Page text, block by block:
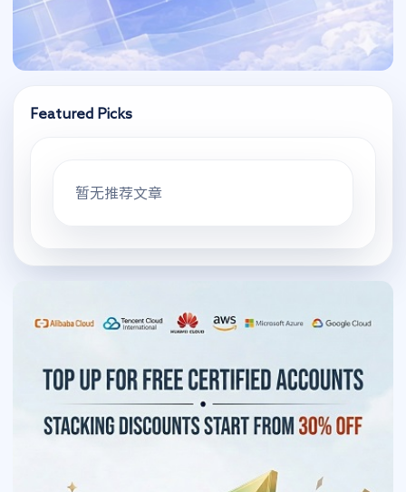
Featured Picks
暂无推荐文章